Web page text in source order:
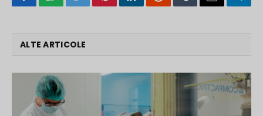
FacebookWhatsApp
TwitterPinterestLinkedInRedditTumblrEmail
ALTE ARTICOLE